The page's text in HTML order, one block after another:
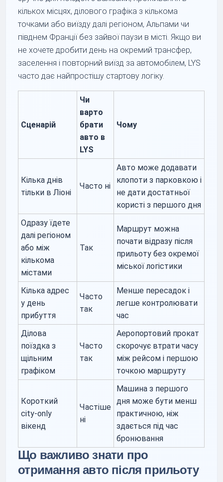
кількох місцях, ділового графіка з кількома
точками або виїзду далі регіоном, Альпами чи
півднем Франції без зайвої паузи в місті. Якщо ви
не хочете дробити день на окремий трансфер,
заселення і повторний виїзд за автомобілем, LYS
часто дає найпростішу стартову логіку.
Сценарій
Чи
варто
брати
авто в
LYS
Чому
Кілька днів
тільки в Ліоні
Часто ні
Авто може додавати
клопоти з парковкою і
не дати достатньої
користі з першого дня
Одразу їдете
далі регіоном
або між
кількома
містами
Так
Маршрут можна
почати відразу після
прильоту без окремої
міської логістики
Кілька адрес
у день
прибуття
Часто
так
Менше пересадок і
легше контролювати
час
Ділова
поїздка з
щільним
графіком
Часто
так
Аеропортовий прокат
скорочує втрати часу
між рейсом і першою
точкою маршруту
Короткий
city-only
вікенд
Частіше
ні
Машина з першого
дня може бути менш
практичною, ніж
здається під час
бронювання
Що важливо знати про
отримання авто після прильоту